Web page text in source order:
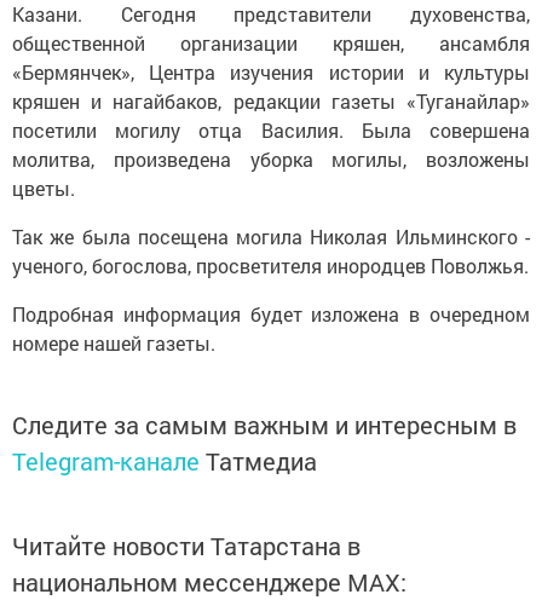
Казани. Сегодня представители духовенства,
общественной организации кряшен, ансамбля
«Бермянчек», Центра изучения истории и культуры
кряшен и нагайбаков, редакции газеты «Туганайлар»
посетили могилу отца Василия. Была совершена
молитва, произведена уборка могилы, возложены
цветы.
Так же была посещена могила Николая Ильминского -
ученого, богослова, просветителя инородцев Поволжья.
Подробная информация будет изложена в очередном
номере нашей газеты.
Следите за самым важным и интересным в
Telegram-канале Татмедиа
Читайте новости Татарстана в
национальном мессенджере MАХ: